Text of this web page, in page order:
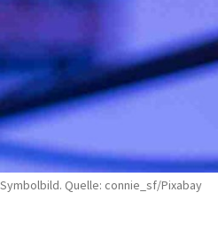
Symbolbild. Quelle: connie_sf/Pixabay